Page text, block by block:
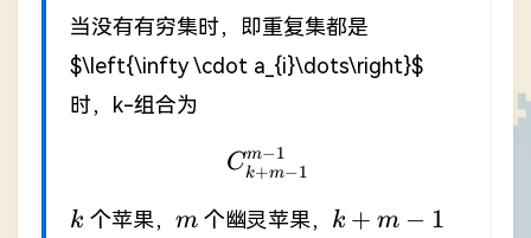
当没有有穷集时，即重复集都是
$\left{\infty \cdot a_{i}\dots\right}$
时，k-组合为
C_{k+m-1}^{m-1}
Ck+m−1
m−1
k
k 个苹果， m
m个幽灵苹果， k+m-
k + m − 1